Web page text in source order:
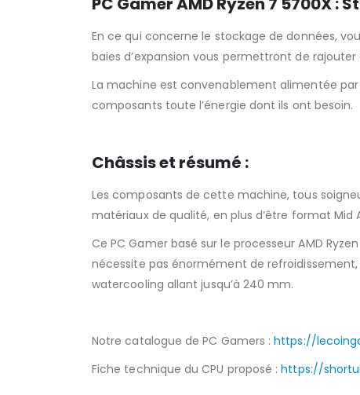
En ce qui concerne le stockage de données,
baies d’expansion vous permettront de rajouter
La machine est convenablement alimentée par
composants toute l’énergie dont ils ont besoin.
Châssis et résumé :
Les composants de cette machine, tous
matériaux de qualité, en plus d’être format
Ce PC Gamer basé sur le processeur AMD
nécessite pas énormément de
watercooling allant jusqu’à 240 mm.
Notre catalogue de PC Gamers :https://
Fiche technique du CPU proposé :https://